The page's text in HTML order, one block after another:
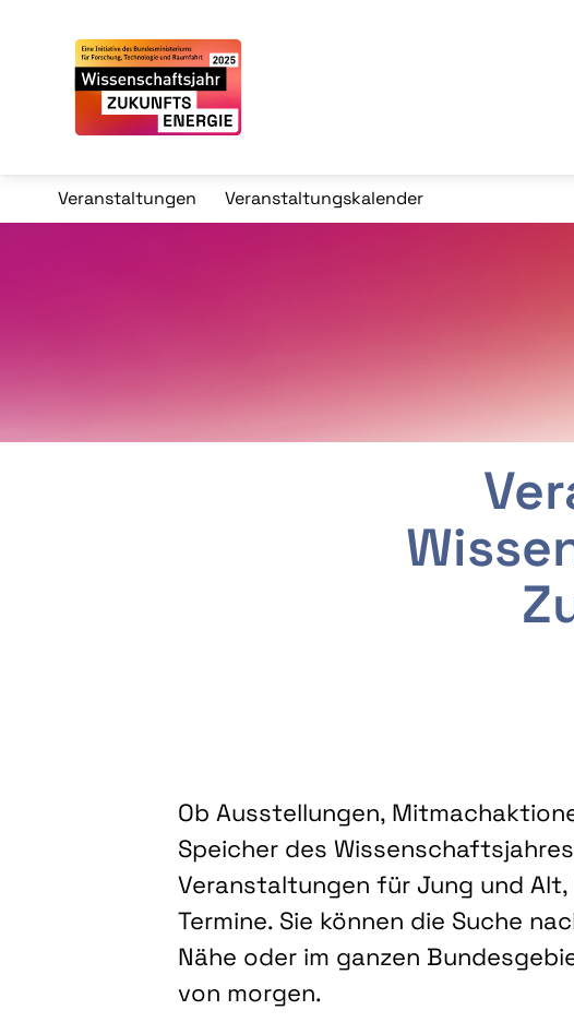
Veranstaltungen Veranstaltungskalender
Ob Ausstellungen,
Speicher des
Veranstaltungen für Jung und Alt,
Termine. Sie können die Suche
Nähe oder im ganzen
von morgen.